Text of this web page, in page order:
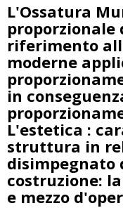
L'Ossatura
riferimento
moderne
in
L'estetica :
struttura in
disimpegnato
costruzione:
e mezzo